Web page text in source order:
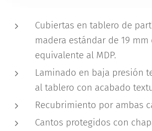
Cubiertas en tablero de
madera estándar de 19
equivalente al MDP.
Laminado en baja presión
al tablero con acabado
Recubrimiento por ambas
Cantos protegidos con